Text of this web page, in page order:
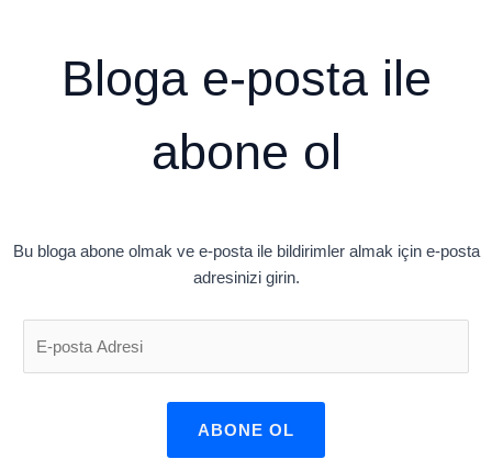
Bloga e-posta ile
abone ol
Bu bloga abone olmak ve e-posta ile bildirimler almak için e-posta
adresinizi girin.
ABONE OL